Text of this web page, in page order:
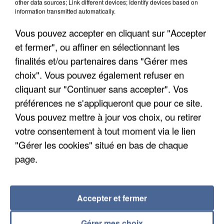
APRÈS TOUTES CES CANICULES, LES REFUGES
DE FAUNE SAUVAGE SONT...
information transmitted automatically.
Vous pouvez accepter en cliquant sur "Accepter
et fermer", ou affiner en sélectionnant les
finalités et/ou partenaires dans "Gérer mes
choix". Vous pouvez également refuser en
cliquant sur "Continuer sans accepter". Vos
préférences ne s'appliqueront que pour ce site.
Vous pouvez mettre à jour vos choix, ou retirer
votre consentement à tout moment via le lien
"Gérer les cookies" situé en bas de chaque
page.
Accepter et fermer